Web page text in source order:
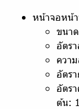
หน้าจอหน้
ขนา
อัตร
ควา
อัตร
อัตร
ต้น: